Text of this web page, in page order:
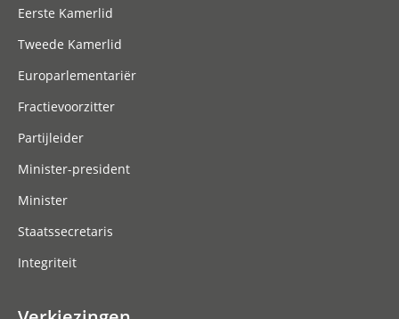
Eerste Kamerlid
Tweede Kamerlid
Europarlementariër
Fractievoorzitter
Partijleider
Minister-president
Minister
Staatssecretaris
Integriteit